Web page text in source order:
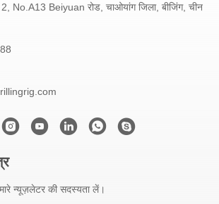
No.A13 Beiyuan रोड, चाओयांग जिला, बीजिंग, चीन
न्यूज़लेटर की सदस्यता लें।